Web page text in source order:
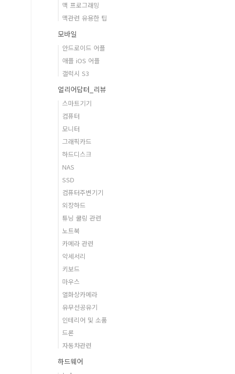
맥 프로그래밍
맥관련 유용한 팁
모바일
안드로이드 어플
애플 iOS 어플
갤럭시 S3
얼리어답터_리뷰
스마트기기
컴퓨터
모니터
그래픽카드
하드디스크
NAS
SSD
컴퓨터주변기기
외장하드
튜닝 쿨링 관련
노트북
카메라 관련
악세서리
키보드
마우스
열화상카메라
유무선공유기
인테리어 및 소품
드론
자동차관련
하드웨어